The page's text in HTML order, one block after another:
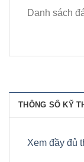
Danh sách
THÔNG SỐ KỸ
Xem đầy đủ